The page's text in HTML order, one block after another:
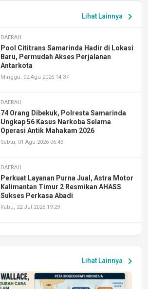
Lihat Lainnya chevron_right
DAERAH
Pool Cititrans Samarinda Hadir di Lokasi
Baru, Permudah Akses Perjalanan
Antarkota
Minggu, 02 Agu 2026 14:37
DAERAH
74 Orang Dibekuk, Polresta Samarinda
Ungkap 56 Kasus Narkoba Selama
Operasi Antik Mahakam 2026
Sabtu, 01 Agu 2026 06:43
DAERAH
Perkuat Layanan Purna Jual, Astra Motor
Kalimantan Timur 2 Resmikan AHASS
Sukses Perkasa Abadi
Rabu, 22 Jul 2026 19:29
Peluang Kerja dan Magang
Jumat, 17 Jul 2026 22:30
Lihat Lainnya chevron_right